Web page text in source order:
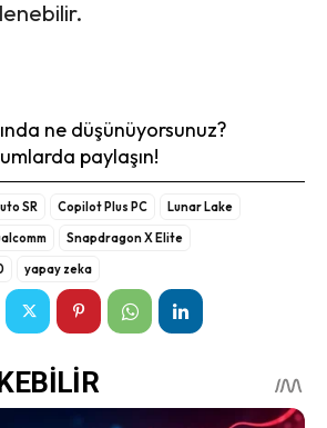
ne düşünüyorsunuz?
paylaşın!
SR Copilot Plus PC
Lunar Lake
Snapdragon X Elite
yapay zeka